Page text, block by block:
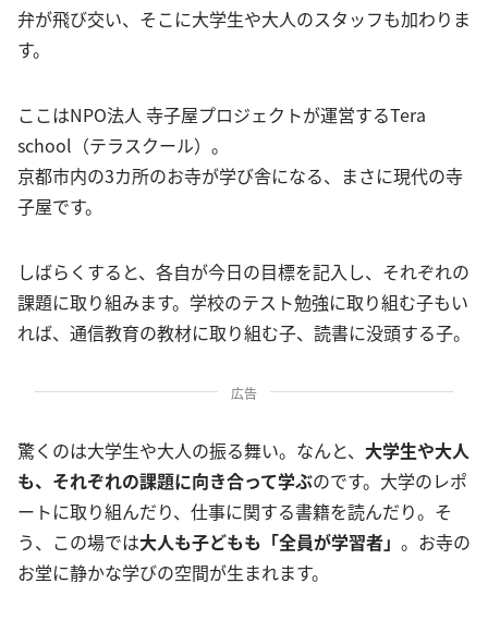
弁が飛び交い、そこに大学生や大人のスタッフも加わりま
す。
ここはNPO法人 寺子屋プロジェクトが運営するTera
school（テラスクール）。
京都市内の3カ所のお寺が学び舎になる、まさに現代の寺
子屋です。
しばらくすると、各自が今日の目標を記入し、それぞれの
課題に取り組みます。学校のテスト勉強に取り組む子もい
れば、通信教育の教材に取り組む子、読書に没頭する子。
広告
驚くのは大学生や大人の振る舞い。なんと、 大学生や大人
も、それぞれの課題に向き合って学ぶのです。大学のレポ
ートに取り組んだり、仕事に関する書籍を読んだり。そ
う、この場では大人も子どもも「全員が学習者」 。お寺の
お堂に静かな学びの空間が生まれます。